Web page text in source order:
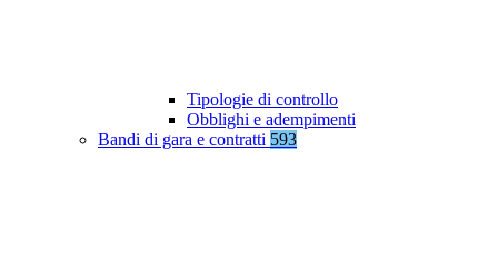
Tipologie di controllo
Obblighi e adempimenti
Bandi di gara e contratti 593